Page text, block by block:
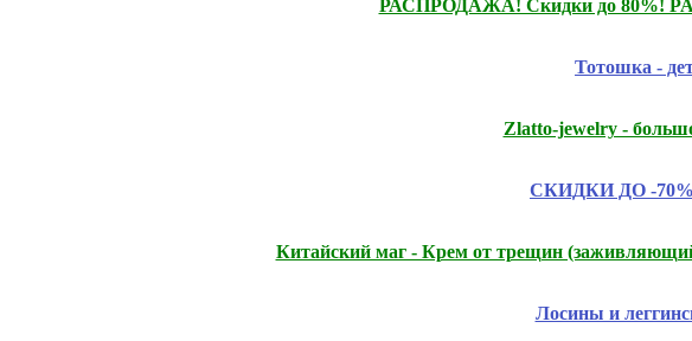
РАСПРОДАЖА! Скидки до 80%!
Тотошка -
Zlatto-jewelry -
СКИДКИ ДО -
Китайский маг - Крем от трещин
Лосины и